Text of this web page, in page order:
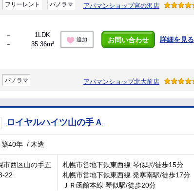
フリーレント パノラマ アパマンショップ宮の沢店
－
－
1LDK
35.36m²
追加 お問い合わせ 詳細を見る
パノラマ アパマンショップ北大前店
ロイヤルハイツ山の手Ａ
築40年 / 木造
市西区山の手五
22
札幌市営地下鉄東西線 琴似駅/徒歩15分
札幌市営地下鉄東西線 発寒南駅/徒歩17分
ＪＲ函館本線 琴似駅/徒歩20分